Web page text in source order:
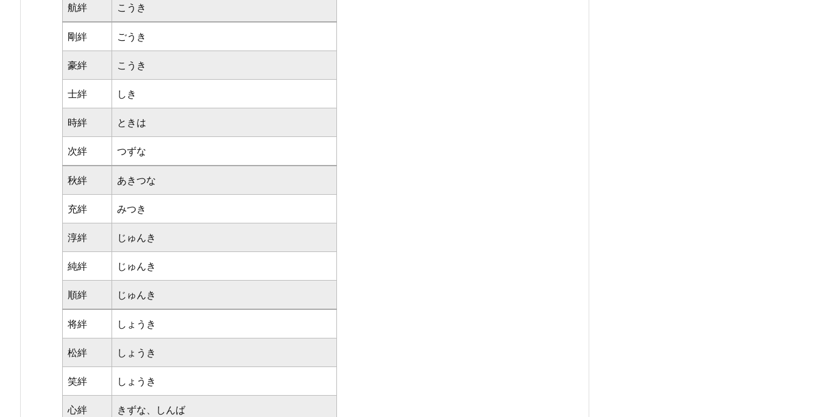
航絆 こうき
剛絆 ごうき
豪絆 こうき
士絆 しき
時絆 ときは
次絆 つずな
秋絆 あきつな
充絆 みつき
淳絆 じゅんき
純絆 じゅんき
順絆 じゅんき
将絆 しょうき
松絆 しょうき
笑絆 しょうき
心絆 きずな、しんば